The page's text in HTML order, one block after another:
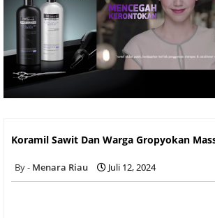
Koramil Sawit Dan Warga Gropyokan
Menara Riau Juli 12, 2024